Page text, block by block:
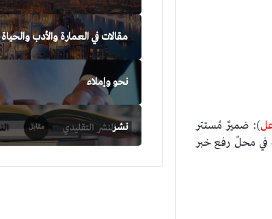
): ضميرٌ مُستتر
في محلّ رفع خبر
مقالات في العمارة والأدب والحياة
نحو وإملاء
نشر